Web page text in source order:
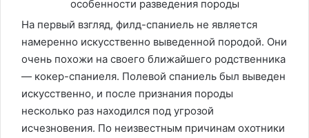
На первый взгляд, филд-спаниель не является
намеренно искусственно выведенной породой. Они
очень похожи на своего ближайшего родственника
— кокер-спаниеля. Полевой спаниель был выведен
искусственно, и после признания породы
несколько раз находился под угрозой
исчезновения. По неизвестным причинам охотники